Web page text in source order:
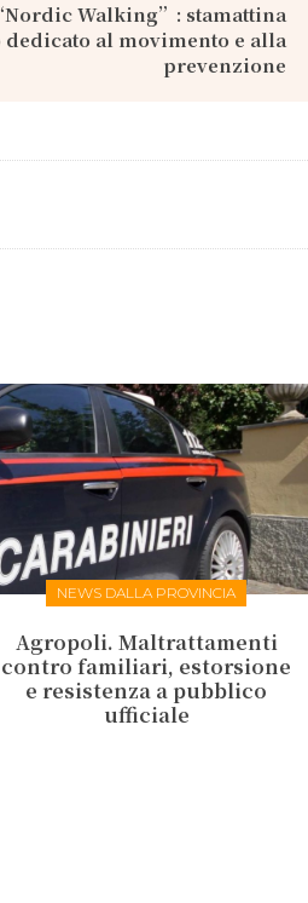
Walking”: stamattina
al movimento e alla
prevenzione
NEWS DALLA PROVINCIA
Agropoli. Maltrattamenti
contro familiari, estorsione
e resistenza a pubblico
ufficiale